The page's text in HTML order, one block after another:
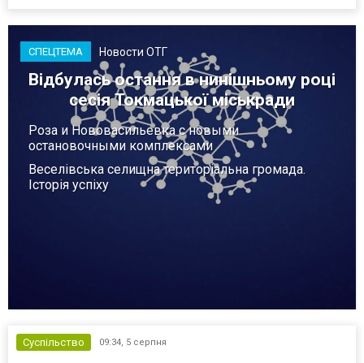
СПЕЦТЕМА Новости ОТГ
Відбулась остання в нинішньому році
сесія Токмацької міськради
Роза и Нововасильевка с новыми
остановочными комплексами
Веселівська селищна територіальна громада.
Історія успіху
Суспільство 09:34, 5 серпня